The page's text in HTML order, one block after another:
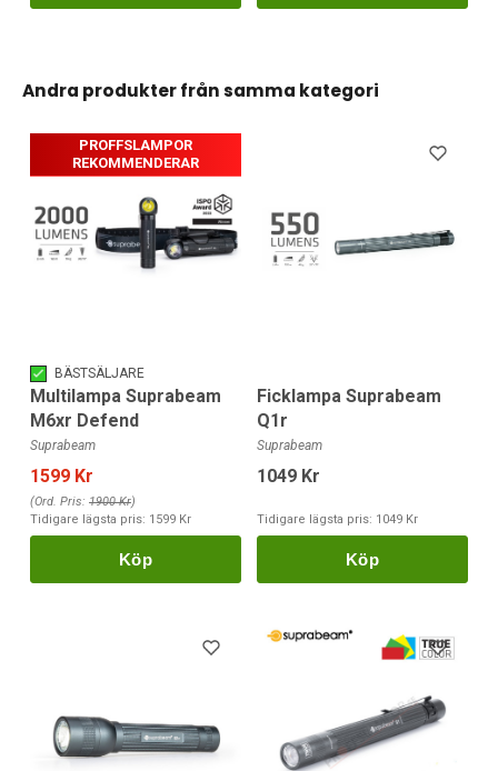
Andra produkter från samma kategori
BÄSTSÄLJARE
PROFFSLAMPOR
REKOMMENDERAR
Multilampa Suprabeam
M6xr Defend
Suprabeam
1599 Kr
(Ord. Pris: 1900 Kr)
Tidigare lägsta pris: 1599 Kr
Köp
Ficklampa Suprabeam
Q1r
Suprabeam
1049 Kr
Tidigare lägsta pris: 1049 Kr
Köp